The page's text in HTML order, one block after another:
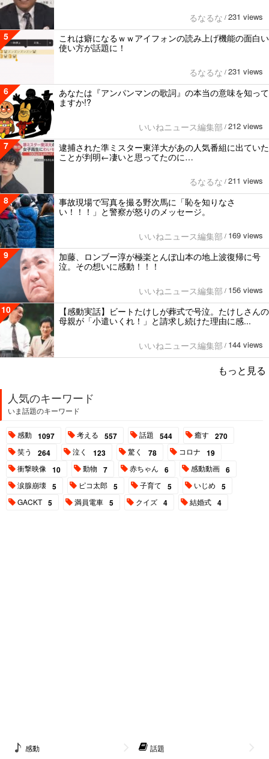
るなるな / 231 views
5
これは癖になるｗｗアイフォンの読み上げ機能の面白い
使い方が話題に！
るなるな / 231 views
6
あなたは『アンパンマンの歌詞』の本当の意味を知って
ますか!?
いいねニュース編集部 / 212 views
7
逮捕された準ミスター東洋大があの人気番組に出ていた
ことが判明←凄いと思ってたのに…
るなるな / 211 views
8
事故現場で写真を撮る野次馬に「恥を知りなさ
い！！！」と警察が怒りのメッセージ。
いいねニュース編集部 / 169 views
9
加藤、ロンブー淳が極楽とんぼ山本の地上波復帰に号
泣。その想いに感動！！！
いいねニュース編集部 / 156 views
10
【感動実話】ビートたけしが葬式で号泣。たけしさんの
母親が「小遣いくれ！」と請求し続けた理由に感...
いいねニュース編集部 / 144 views
もっと見る
人気のキーワード
いま話題のキーワード
感動 1097 考える 557 話題 544 癒す 270
笑う 264 泣く 123 驚く 78 コロナ 19
衝撃映像 10 動物 7 赤ちゃん 6 感動動画 6
涙腺崩壊 5 ピコ太郎 5 子育て 5 いじめ 5
GACKT 5 満員電車 5 クイズ 4 結婚式 4
感動 話題